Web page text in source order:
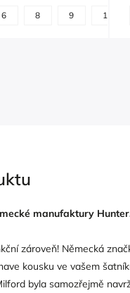
6 8 9 10
manufaktury
zároveň! Německá
kousku ve vašem
byla samozřejmě